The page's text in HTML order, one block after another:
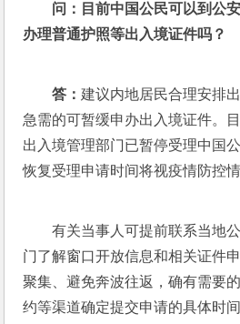
问： 目前中国公民可以到公
办理普通护照等出入境证件吗？
答：建议内地居民合理安排
急需的可暂缓申办出入境证件。
出入境管理部门已暂停受理中国
恢复受理申请时间将视疫情防控情
有关当事人可提前联系当地
门了解窗口开放信息和相关证件
聚集、避免奔波往返，确有需要
约等渠道确定提交申请的具体时